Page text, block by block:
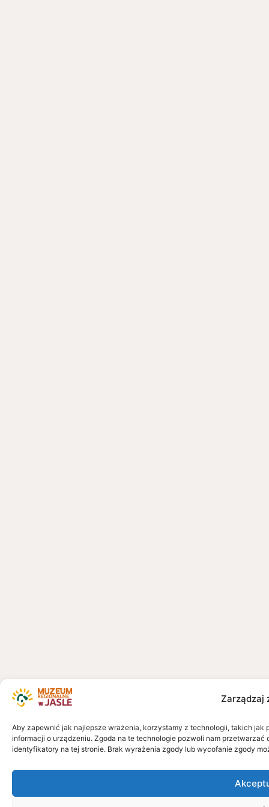
Zarządzaj
Aby zapewnić jak najlepsze wrażenia, korzystamy z technologii, takich
informacji o urządzeniu. Zgoda na te technologie pozwoli nam
identyfikatory na tej stronie. Brak wyrażenia zgody lub wycofanie zgody